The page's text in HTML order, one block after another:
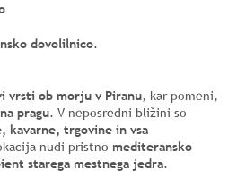
dovolilnico.
vrsti ob morju v Piranu, kar pomeni,
pragu. V neposredni bližini so
kavarne, trgovine in vsa
nudi pristno mediteransko
starega mestnega jedra.